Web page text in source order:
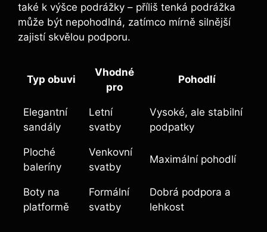
také k výšce podrážky – příliš tenká podrážka
může být nepohodlná, zatímco mírně silnější
zajistí skvělou podporu.
Typ obuvi
Vhodné
pro
Pohodlí
Elegantní
sandály
Letní
svatby
Vysoké, ale stabilní
podpatky
Ploché
baleríny
Venkovní
svatby
Maximální pohodlí
Boty na
platformě
Formální
svatby
Dobrá podpora a
lehkost